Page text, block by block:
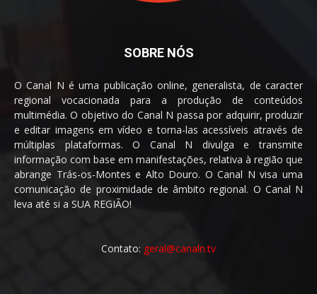
SOBRE NÓS
O Canal N é uma publicação online, generalista, de caracter
regional vocacionada para a produção de conteúdos
multimédia. O objetivo do Canal N passa por adquirir, produzir
e editar imagens em vídeo e torna-las acessíveis através de
múltiplas plataformas. O Canal N divulga e transmite
informação com base em manifestações, relativa à região que
abrange Trás-os-Montes e Alto Douro. O Canal N visa uma
comunicação de proximidade de âmbito regional. O Canal N
leva até si a SUA REGIÃO!
Contato: geral@canaln.tv